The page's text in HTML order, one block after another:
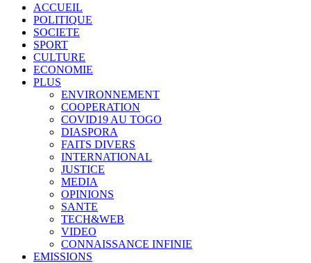
ACCUEIL
POLITIQUE
SOCIETE
SPORT
CULTURE
ECONOMIE
PLUS
ENVIRONNEMENT
COOPERATION
COVID19 AU TOGO
DIASPORA
FAITS DIVERS
INTERNATIONAL
JUSTICE
MEDIA
OPINIONS
SANTE
TECH&WEB
VIDEO
CONNAISSANCE INFINIE
EMISSIONS